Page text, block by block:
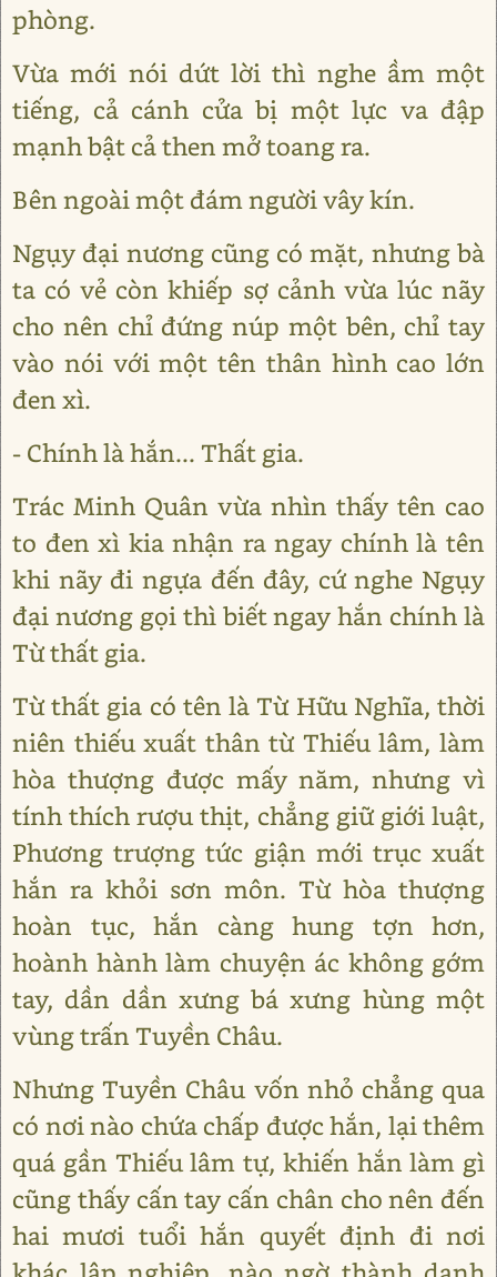
phòng.
Vừa mới nói dứt lời thì nghe ầm một
tiếng, cả cánh cửa bị một lực va đập
mạnh bật cả then mở toang ra.
Bên ngoài một đám người vây kín.
Ngụy đại nương cũng có mặt, nhưng bà
ta có vẻ còn khiếp sợ cảnh vừa lúc nãy
cho nên chỉ đứng núp một bên, chỉ tay
vào nói với một tên thân hình cao lớn
đen xì.
- Chính là hắn... Thất gia.
Trác Minh Quân vừa nhìn thấy tên cao
to đen xì kia nhận ra ngay chính là tên
khi nãy đi ngựa đến đây, cứ nghe Ngụy
đại nương gọi thì biết ngay hắn chính là
Từ thất gia.
Từ thất gia có tên là Từ Hữu Nghĩa, thời
niên thiếu xuất thân từ Thiếu lâm, làm
hòa thượng được mấy năm, nhưng vì
tính thích rượu thịt, chẳng giữ giới luật,
Phương trượng tức giận mới trục xuất
hắn ra khỏi sơn môn. Từ hòa thượng
hoàn tục, hắn càng hung tợn hơn,
hoành hành làm chuyện ác không gớm
tay, dần dần xưng bá xưng hùng một
vùng trấn Tuyền Châu.
Nhưng Tuyền Châu vốn nhỏ chẳng qua
có nơi nào chứa chấp được hắn, lại thêm
quá gần Thiếu lâm tự, khiến hắn làm gì
cũng thấy cấn tay cấn chân cho nên đến
hai mươi tuổi hắn quyết định đi nơi